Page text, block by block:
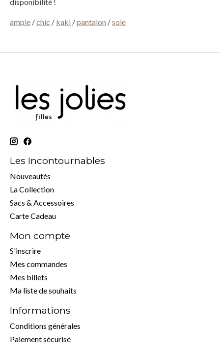
ample /chic / kaki /pantalon /soie
Les Incontournables
Nouveautés
La Collection
Sacs & Accessoires
Carte Cadeau
Mon compte
S'inscrire
Mes commandes
Mes billets
Ma liste de souhaits
Informations
Conditions générales
Paiement sécurisé